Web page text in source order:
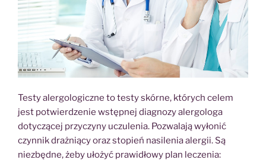
Testy alergologiczne to testy skórne, których celem
jest potwierdzenie wstępnej diagnozy alergologa
dotyczącej przyczyny uczulenia. Pozwalają wyłonić
czynnik drażniący oraz stopień nasilenia alergii. Są
niezbędne, żeby ułożyć prawidłowy plan leczenia: